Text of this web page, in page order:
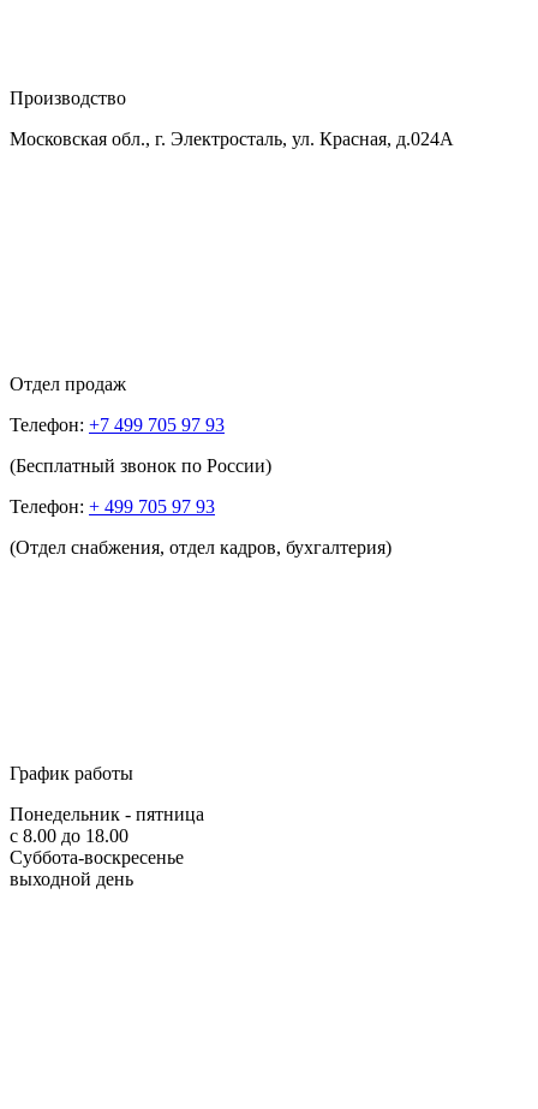
Производство
Московская обл., г. Электросталь, ул. Красная, д.024А
Отдел продаж
Телефон: +7 499 705 97 93
(Бесплатный звонок по России)
Телефон: + 499 705 97 93
(Отдел снабжения, отдел кадров, бухгалтерия)
График работы
Понедельник - пятница
с 8.00 до 18.00
Суббота-воскресенье
выходной день